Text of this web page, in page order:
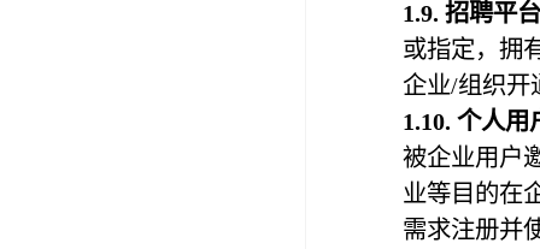
1.9. 招聘平台
或指定，拥
企业/组织开
1.10. 个人用
被企业用户
业等目的在
需求注册并